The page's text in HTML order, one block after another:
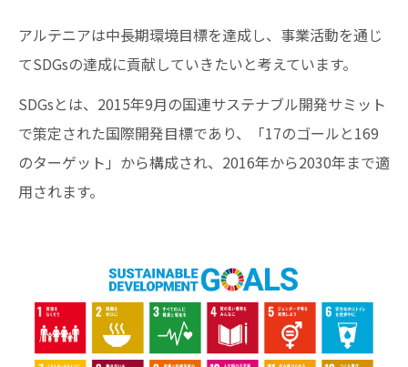
アルテニアは中長期環境目標を達成し、事業活動を通じ
てSDGsの達成に貢献していきたいと考えています。
SDGsとは、2015年9月の国連サステナブル開発サミット
で策定された国際開発目標であり、「17のゴールと169
のターゲット」から構成され、2016年から2030年まで適
用されます。